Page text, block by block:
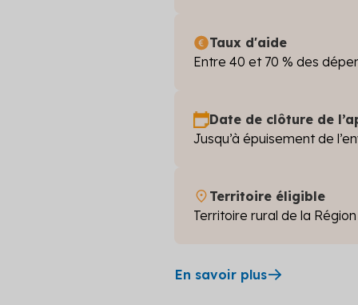
Taux d'aide
Entre 40 et 70 % des
Date de clôture de
Jusqu’à épuisement de
Territoire éligible
Territoire rural de la
En savoir plus